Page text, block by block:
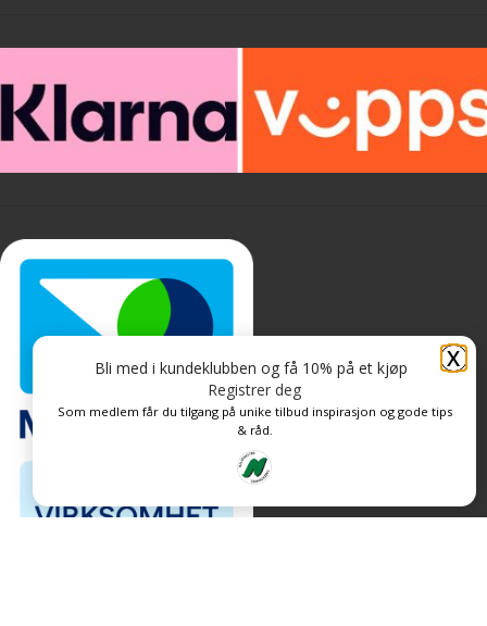
X
Bli med i kundeklubben og få 10% på et kjøp
Registrer deg
Som medlem får du tilgang på unike tilbud inspirasjon og gode tips
& råd.